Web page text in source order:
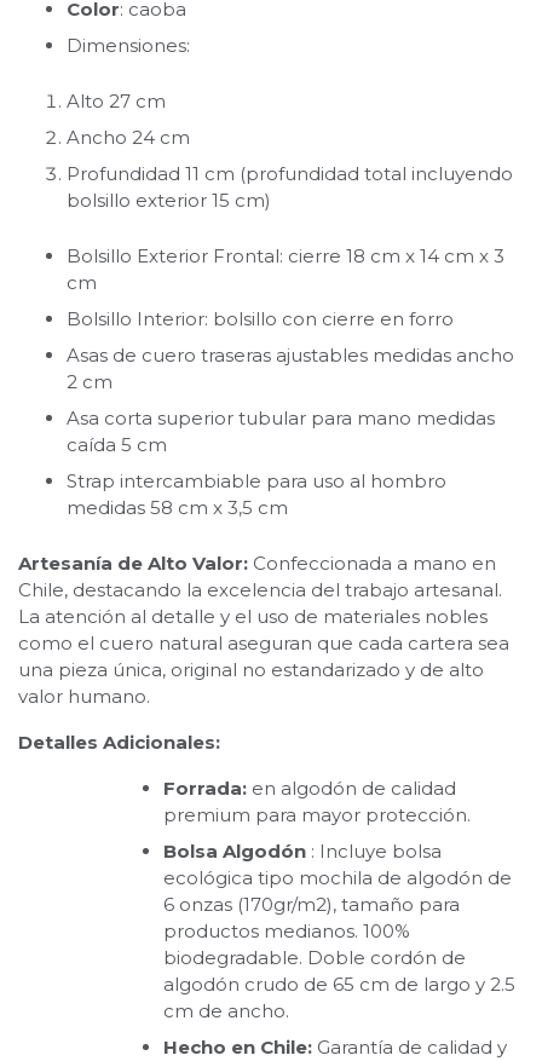
Color: caoba
Dimensiones:
Alto 27 cm
Ancho 24 cm
Profundidad 11 cm (profundidad total incluyendo
bolsillo exterior 15 cm)
Bolsillo Exterior Frontal: cierre 18 cm x 14 cm x 3
cm
Bolsillo Interior: bolsillo con cierre en forro
Asas de cuero traseras ajustables medidas ancho
2 cm
Asa corta superior tubular para mano medidas
caída 5 cm
Strap intercambiable para uso al hombro
medidas 58 cm x 3,5 cm
Artesanía de Alto Valor: Confeccionada a mano en
Chile, destacando la excelencia del trabajo artesanal.
La atención al detalle y el uso de materiales nobles
como el cuero natural aseguran que cada cartera sea
una pieza única, original no estandarizado y de alto
valor humano.
Detalles Adicionales:
Forrada: en algodón de calidad
premium para mayor protección.
Bolsa Algodón : Incluye bolsa
ecológica tipo mochila de algodón de
6 onzas (170gr/m2), tamaño para
productos medianos. 100%
biodegradable. Doble cordón de
algodón crudo de 65 cm de largo y 2.5
cm de ancho.
Hecho en Chile: Garantía de calidad y